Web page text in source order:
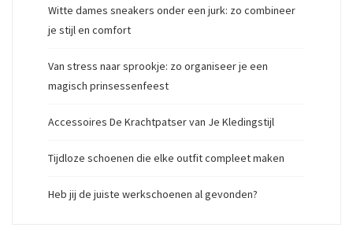
Witte dames sneakers onder een jurk: zo combineer
je stijl en comfort
Van stress naar sprookje: zo organiseer je een
magisch prinsessenfeest
Accessoires De Krachtpatser van Je Kledingstijl
Tijdloze schoenen die elke outfit compleet maken
Heb jij de juiste werkschoenen al gevonden?